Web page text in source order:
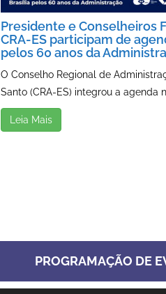
Presidente e Conselheiros
CRA-ES participam de
pelos 60 anos da
O Conselho Regional de
Santo (CRA-ES) integrou a agenda
Leia Mais
PROGRAMAÇÃO DE